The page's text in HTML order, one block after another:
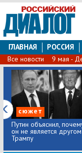
ГЛАВНАЯ РОССИЯ
Все новости 9 мая -
сюжет
Путин объяснил,
он не является другом
Трампу